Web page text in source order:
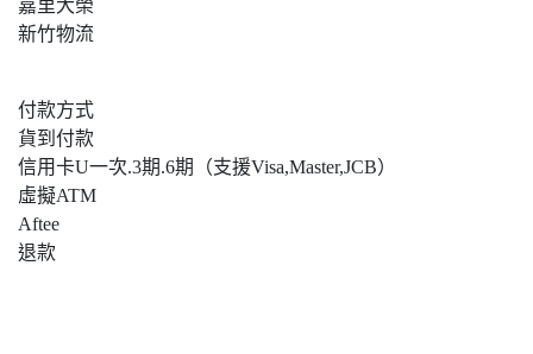
嘉里大榮
新竹物流
付款方式
貨到付款
信用卡U一次.3期.6期（支援Visa,Master,JCB）
虛擬ATM
Aftee
退款